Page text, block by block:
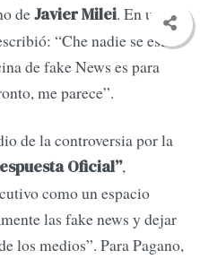
deJavier Milei. En un tuit
“Che nadie se está
de fake News es para
me parece”.
de la controversia por la
Oficial”,
como un espacio
las fake news y dejar
los medios”. Para Pagano,